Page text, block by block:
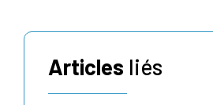
Articles liés